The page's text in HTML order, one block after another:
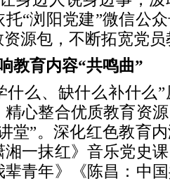
“浏阳党建”微信公
源包，不断拓宽党
教育内容“共鸣曲”
什么、缺什么补什么
心整合优质教育资
堂”。深化红色教育
一抹红》音乐党史
青年》《陈昌：中